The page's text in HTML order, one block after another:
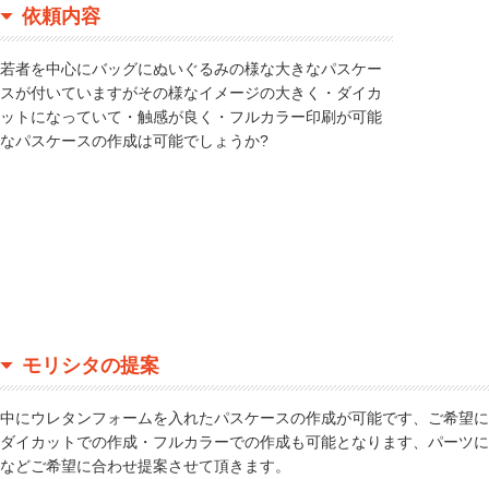
依頼内容
若者を中心にバッグにぬいぐるみの様な大きなパスケー
スが付いていますがその様なイメージの大きく・ダイカ
ットになっていて・触感が良く・フルカラー印刷が可能
なパスケースの作成は可能でしょうか?
モリシタの提案
中にウレタンフォームを入れたパスケースの作成が可能です、ご希望
ダイカットでの作成・フルカラーでの作成も可能となります、パーツ
などご希望に合わせ提案させて頂きます。